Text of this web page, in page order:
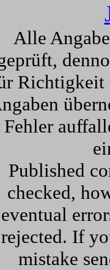
Alle
Richtigkeit
Fehler
Published
checked,
eventual
rejected. If
mistake